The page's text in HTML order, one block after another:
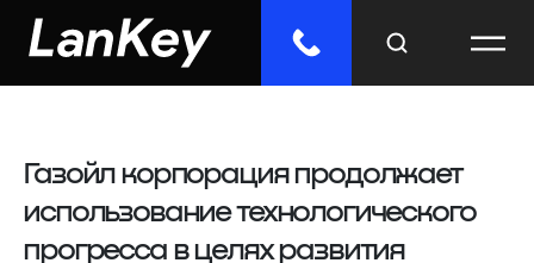
Меню
Главная
Газойл корпорация продолжает
использование технологического
прогресса в целях развития